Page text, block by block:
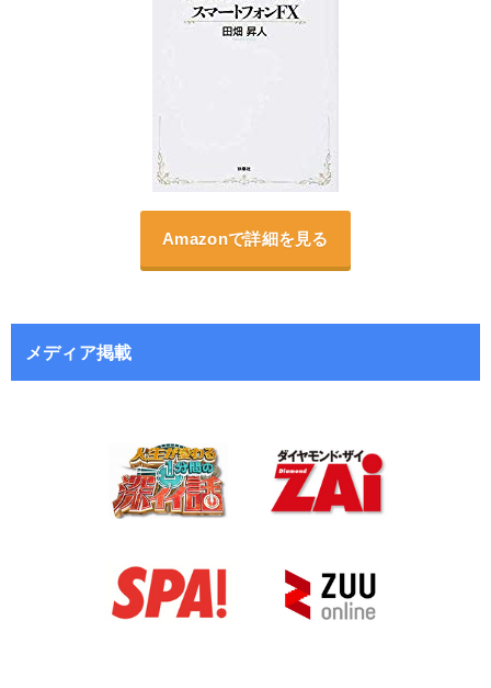
Amazonで詳細を見る
メディア掲載